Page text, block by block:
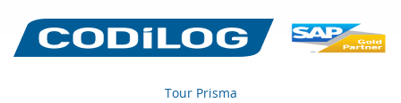
Tour Prisma